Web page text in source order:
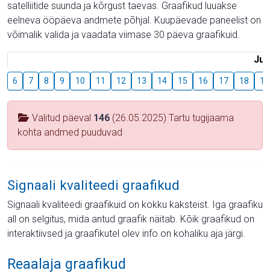
satelliitide suunda ja kõrgust taevas. Graafikud luuakse
eelneva ööpäeva andmete põhjal. Kuupäevade paneelist on
võimalik valida ja vaadata viimase 30 päeva graafikuid.
6 7 8 9 10 11 12 13 14 15 16 17 18 19
Valitud päeval 146 (26.05.2025) Tartu tugijaama
kohta andmed puuduvad
Signaali kvaliteedi graafikud
Signaali kvaliteedi graafikuid on kokku kaksteist. Iga graafiku
all on selgitus, mida antud graafik näitab. Kõik graafikud on
interaktiivsed ja graafikutel olev info on kohaliku aja järgi.
Reaalaja graafikud